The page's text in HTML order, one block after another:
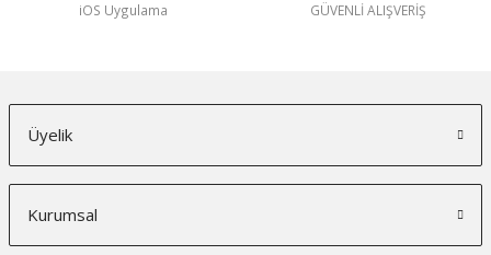
iOS Uygulama GÜVENLİ ALIŞVERİŞ
Üyelik
Kurumsal